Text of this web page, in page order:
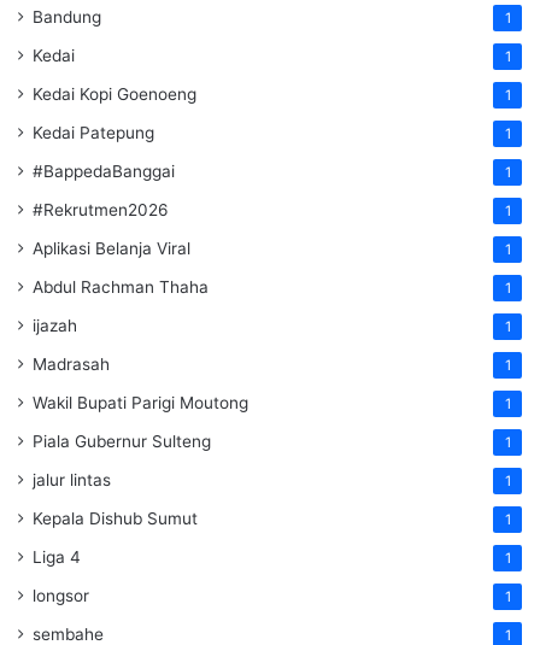
Bandung 1
Kedai 1
Kedai Kopi Goenoeng 1
Kedai Patepung 1
#BappedaBanggai 1
#Rekrutmen2026 1
Aplikasi Belanja Viral 1
Abdul Rachman Thaha 1
ijazah 1
Madrasah 1
Wakil Bupati Parigi Moutong 1
Piala Gubernur Sulteng 1
jalur lintas 1
Kepala Dishub Sumut 1
Liga 4 1
longsor 1
sembahe 1